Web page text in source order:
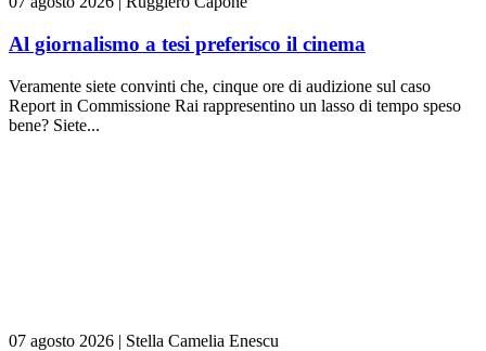
Al giornalismo a tesi preferisco il cinema
Veramente siete convinti che, cinque ore di audizione sul caso
Report in Commissione Rai rappresentino un lasso di tempo speso
bene? Siete...
07 agosto 2026 | Stella Camelia Enescu